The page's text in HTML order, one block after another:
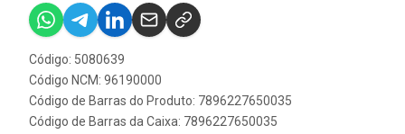
Código: 5080639
Código NCM: 96190000
Código de Barras do Produto: 7896227650035
Código de Barras da Caixa: 7896227650035